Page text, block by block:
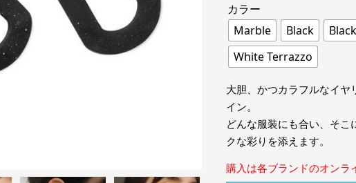
カラー
Marble
Black
White Terrazzo
大胆、かつカラフルなイ
イン。
どんな服装にも合い、そ
クな彩りを添えます。
購入は各ブランドのオンラ